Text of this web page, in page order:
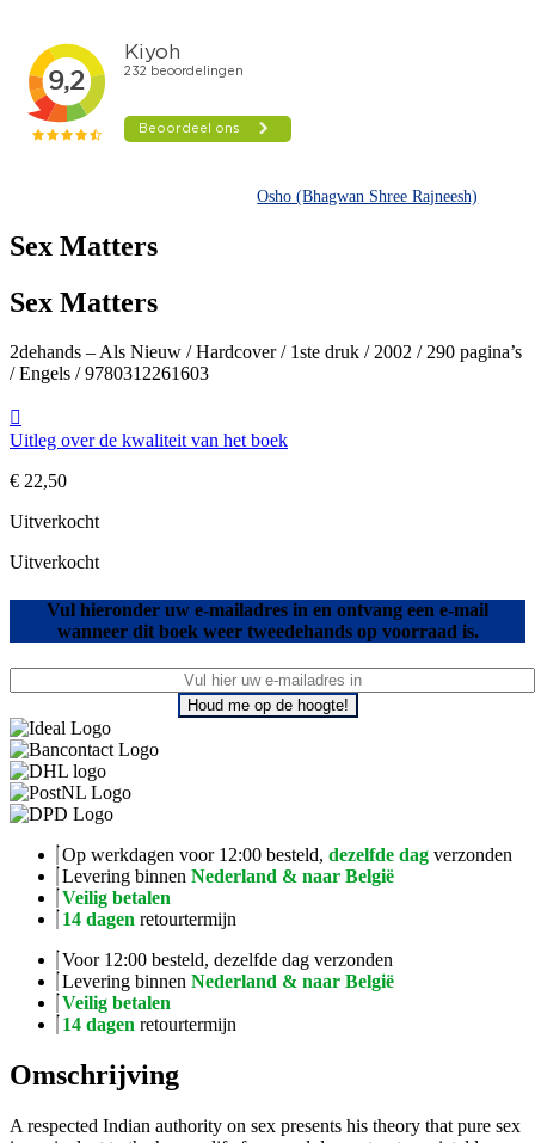
Osho (Bhagwan Shree Rajneesh)
Sex Matters
Sex Matters
2dehands – Als Nieuw / Hardcover / 1ste druk / 2002 / 290 pagina’s
/ Engels / 9780312261603
Uitleg over de kwaliteit van het boek
€ 22,50
Uitverkocht
Uitverkocht
Vul hieronder uw e-mailadres in en ontvang een e-mail
wanneer dit boek weer tweedehands op voorraad is.
Houd me op de hoogte!
Op werkdagen voor 12:00 besteld, dezelfde dag verzonden
Levering binnen Nederland & naar België
Veilig betalen
14 dagen retourtermijn
Voor 12:00 besteld, dezelfde dag verzonden
Levering binnen Nederland & naar België
Veilig betalen
14 dagen retourtermijn
Omschrijving
A respected Indian authority on sex presents his theory that pure sex